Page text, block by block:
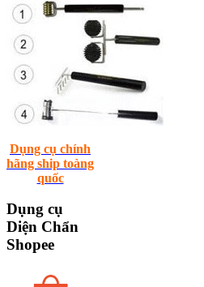
Dụng cụ chính
hãng ship toàng
quốc
Dụng cụ
Diện Chẩn
Shopee